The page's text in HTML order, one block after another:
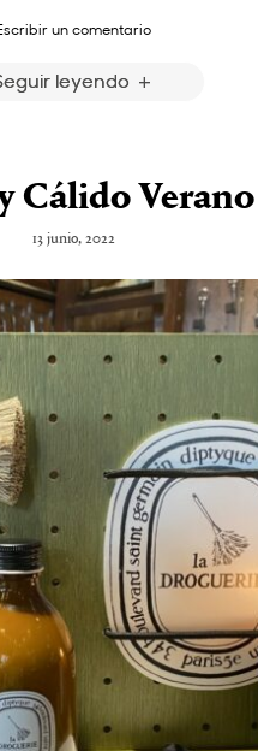
un comentario
leyendo
Cálido Verano
13 junio, 2022